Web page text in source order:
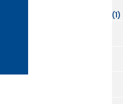
(1)